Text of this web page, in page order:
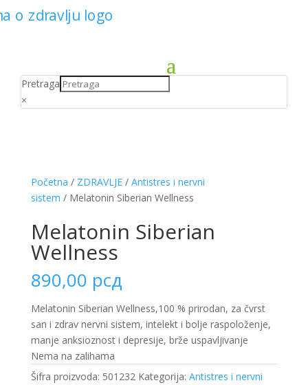
Pretraga
×
Početna / ZDRAVLJE/ Antistres i nervni
sistem / Melatonin Siberian Wellness
Melatonin Siberian
Wellness
890,00 рсд
Melatonin Siberian Wellness,100 % prirodan, za čvrst
san i zdrav nervni sistem, intelekt i bolje raspoloženje,
manje anksioznost i depresije, brže uspavljivanje
Nema na zalihama
Šifra proizvoda: 501232 Kategorija: Antistres i nervni